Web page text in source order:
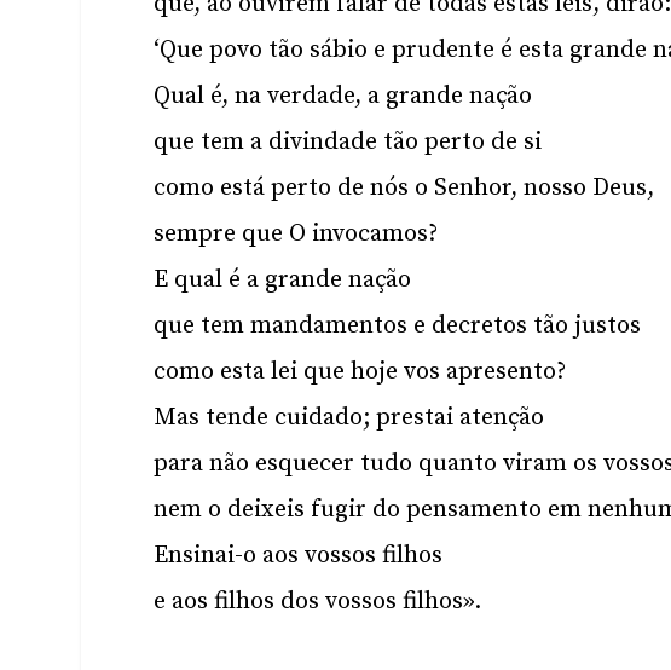
‘Que povo tão sábio e prudente é esta grande
Qual é, na verdade, a grande nação
que tem a divindade tão perto de si
como está perto de nós o Senhor, nosso Deus,
sempre que O invocamos?
E qual é a grande nação
que tem mandamentos e decretos tão justos
como esta lei que hoje vos apresento?
Mas tende cuidado; prestai atenção
para não esquecer tudo quanto viram os
nem o deixeis fugir do pensamento em
Ensinai-o aos vossos filhos
e aos filhos dos vossos filhos».